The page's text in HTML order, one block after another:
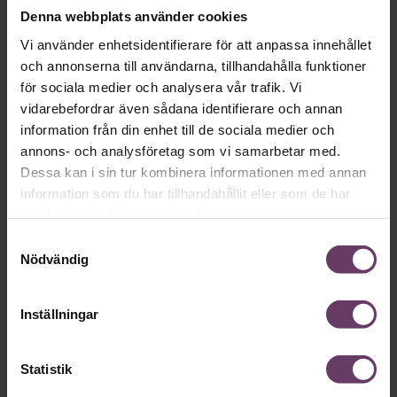
Denna webbplats använder cookies
Vi använder enhetsidentifierare för att anpassa innehållet
och annonserna till användarna, tillhandahålla funktioner
för sociala medier och analysera vår trafik. Vi
vidarebefordrar även sådana identifierare och annan
information från din enhet till de sociala medier och
annons- och analysföretag som vi samarbetar med.
Dessa kan i sin tur kombinera informationen med annan
information som du har tillhandahållit eller som de har
Nödvändig
Inställningar
Statistik
Mer på ämnet
White paper: Så får ni unga att lyckas
dags att rikta strålkastarljuset mot lösningarna. Den
forskare och experterför att skapa enhandlingsplan
med konkreta lösningarsom du och din organisation
kan börja använda direkt.
ANMÄL DIG HÄR